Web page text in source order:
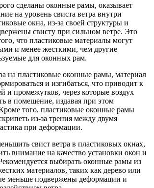
сделаны оконные рамы, оказывает
на уровень свиста ветра внутри
окна, из-за своей структуры и
свисту при сильном ветре. Это
что пластиковые материалы могут
и менее жесткими, чем другие
для оконных рам.
на пластиковые оконные рамы, материал
и изгибаться, что приводит к
и промежутков, через которые воздух
в помещение, издавая при этом
того, пластиковые оконные рамы
из-за трения между двумя
при деформации.
свист ветра в пластиковых окнах,
внимание на качество установки окон и
выбирать оконные рамы из
материалов, таких как дерево или
меньше подвержены деформации и